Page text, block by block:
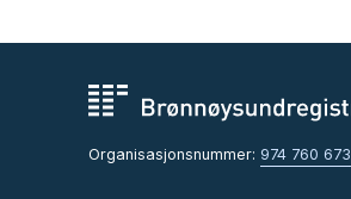
Organisasjonsnummer: 974 760 673